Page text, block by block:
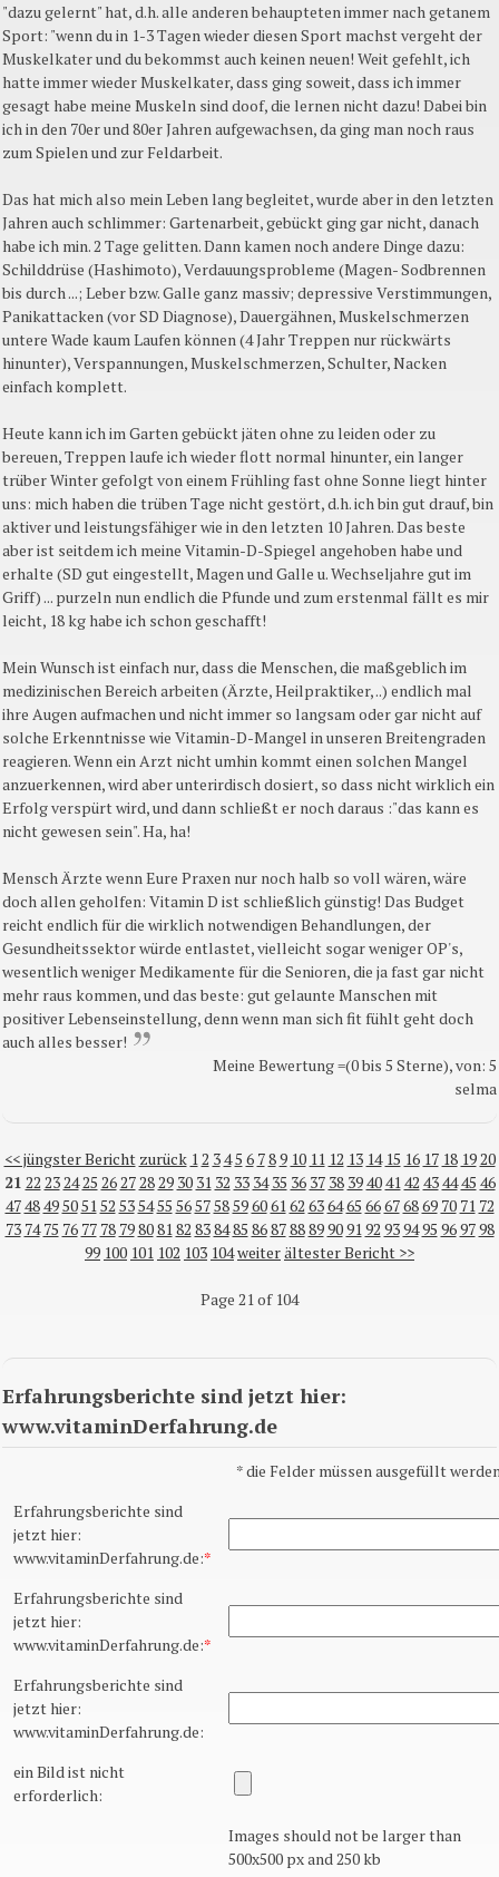
"dazu gelernt" hat, d.h. alle anderen behaupteten immer nach getanem
Sport: "wenn du in 1-3 Tagen wieder diesen Sport machst vergeht der
Muskelkater und du bekommst auch keinen neuen! Weit gefehlt, ich
hatte immer wieder Muskelkater, dass ging soweit, dass ich immer
gesagt habe meine Muskeln sind doof, die lernen nicht dazu! Dabei bin
ich in den 70er und 80er Jahren aufgewachsen, da ging man noch raus
zum Spielen und zur Feldarbeit.
Das hat mich also mein Leben lang begleitet, wurde aber in den letzten
Jahren auch schlimmer: Gartenarbeit, gebückt ging gar nicht, danach
habe ich min. 2 Tage gelitten. Dann kamen noch andere Dinge dazu:
Schilddrüse (Hashimoto), Verdauungsprobleme (Magen- Sodbrennen
bis durch ...; Leber bzw. Galle ganz massiv; depressive Verstimmungen,
Panikattacken (vor SD Diagnose), Dauergähnen, Muskelschmerzen
untere Wade kaum Laufen können (4 Jahr Treppen nur rückwärts
hinunter), Verspannungen, Muskelschmerzen, Schulter, Nacken
einfach komplett.
Heute kann ich im Garten gebückt jäten ohne zu leiden oder zu
bereuen, Treppen laufe ich wieder flott normal hinunter, ein langer
trüber Winter gefolgt von einem Frühling fast ohne Sonne liegt hinter
uns: mich haben die trüben Tage nicht gestört, d.h. ich bin gut drauf, bin
aktiver und leistungsfähiger wie in den letzten 10 Jahren. Das beste
aber ist seitdem ich meine Vitamin-D-Spiegel angehoben habe und
erhalte (SD gut eingestellt, Magen und Galle u. Wechseljahre gut im
Griff) ... purzeln nun endlich die Pfunde und zum erstenmal fällt es mir
leicht, 18 kg habe ich schon geschafft!
Mein Wunsch ist einfach nur, dass die Menschen, die maßgeblich im
medizinischen Bereich arbeiten (Ärzte, Heilpraktiker, ..) endlich mal
ihre Augen aufmachen und nicht immer so langsam oder gar nicht auf
solche Erkenntnisse wie Vitamin-D-Mangel in unseren Breitengraden
reagieren. Wenn ein Arzt nicht umhin kommt einen solchen Mangel
anzuerkennen, wird aber unterirdisch dosiert, so dass nicht wirklich ein
Erfolg verspürt wird, und dann schließt er noch daraus :"das kann es
nicht gewesen sein". Ha, ha!
Mensch Ärzte wenn Eure Praxen nur noch halb so voll wären, wäre
doch allen geholfen: Vitamin D ist schließlich günstig! Das Budget
reicht endlich für die wirklich notwendigen Behandlungen, der
Gesundheitssektor würde entlastet, vielleicht sogar weniger OP's,
wesentlich weniger Medikamente für die Senioren, die ja fast gar nicht
mehr raus kommen, und das beste: gut gelaunte Manschen mit
positiver Lebenseinstellung, denn wenn man sich fit fühlt geht doch
auch alles besser!
Meine Bewertung =(0 bis 5 Sterne), von: 5
selma
<< jüngster Bericht zurück 12 345 6 789 10 11 12 13 14 15 16 17 18 1920
21 22 232425 26272829 30 31 32 33 34 35 36 37 38 39404142 434445 46
474849505152 535455 56575859606162 636465 66676869 70 71 72
73 74 75 76 77 78 79808182 838485 86878889909192 939495 969798
99 100 101 102 103 104weiterältester Bericht >>
Page 21 of 104
Erfahrungsberichte sind jetzt hier:
www.vitaminDerfahrung.de
*die Felder müssen ausgefüllt
Erfahrungsberichte sind
jetzt hier:
www.vitaminDerfahrung.de:*
Erfahrungsberichte sind
jetzt hier:
www.vitaminDerfahrung.de:*
Erfahrungsberichte sind
jetzt hier:
www.vitaminDerfahrung.de:
ein Bild ist nicht
erforderlich:
Images should not be larger than
500x500 px and 250 kb